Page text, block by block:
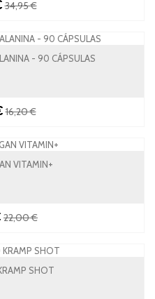
34,95 €
- 90 CÁPSULAS
16,20 €
VITAMIN+
22,00 €
SHOT